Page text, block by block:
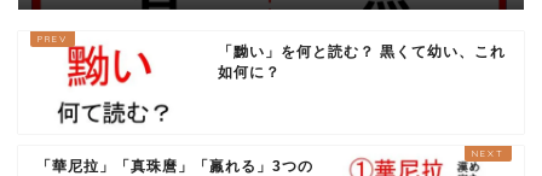
「黝い」を何と読む？ 黒くて幼い、これ
如何に？
「華尼拉」「真珠麿」「羸れる」3つの